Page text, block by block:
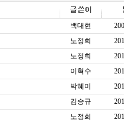
백대현
노정희
노정희
이혁수
박혜미
김승규
노정희